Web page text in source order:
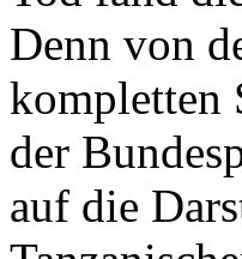
Denn von
kompletten
der
auf die